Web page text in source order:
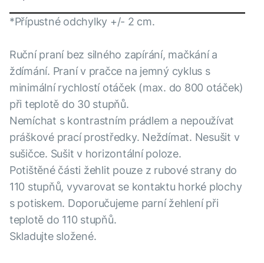
*Přípustné odchylky +/- 2 cm.
Ruční praní bez silného zapírání, mačkání a
ždímání. Praní v pračce na jemný cyklus s
minimální rychlostí otáček (max. do 800 otáček)
při teplotě do 30 stupňů.
Nemíchat s kontrastním prádlem a nepoužívat
práškové prací prostředky. Neždímat. Nesušit v
sušičce. Sušit v horizontální poloze.
Potištěné části žehlit pouze z rubové strany do
110 stupňů, vyvarovat se kontaktu horké plochy
s potiskem. Doporučujeme parní žehlení při
teplotě do 110 stupňů.
Skladujte složené.